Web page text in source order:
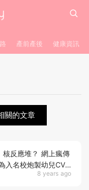
產前產後 健康資訊
關的文章
8 years ago
核反應堆？ 網上瘋傳
入名校炮製幼兒CV